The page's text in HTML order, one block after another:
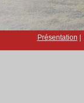
Présentation